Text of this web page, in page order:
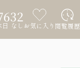
日 なし お気に入り 閲覧履歴